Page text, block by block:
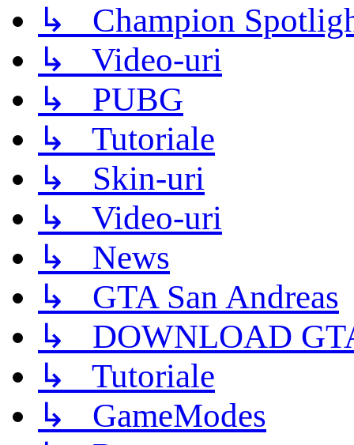
↳ Champion
↳ Video-uri
↳ PUBG
↳ Tutoriale
↳ Skin-uri
↳ Video-uri
↳ News
↳ GTA San Andreas
↳ DOWNLOAD
↳ Tutoriale
↳ GameModes